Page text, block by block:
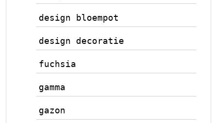
design bloempot
design decoratie
fuchsia
gamma
gazon